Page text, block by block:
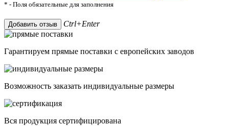
* - Поля обязательные для заполнения
Добавить отзыв Ctrl+Enter
Гарантируем прямые поставки с европейских заводов
Возможность заказать индивидуальные размеры
Вся продукция сертифицирована